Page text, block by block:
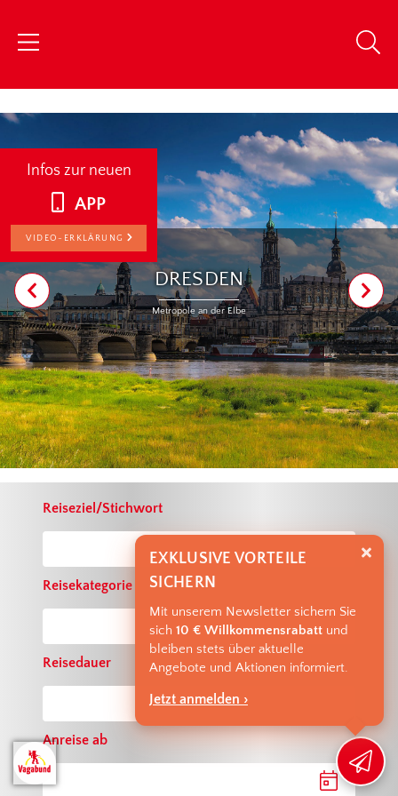
Infos zur neuen
APP
VIDEO-ERKLÄRUNG
DRESDEN
Metropole an der Elbe
Reiseziel/Stichwort
Reisekategorie
Reisedauer
Anreise ab
EXKLUSIVE VORTEILE
SICHERN
Mit unserem Newsletter sichern Sie
sich 10 € Willkommensrabatt und
bleiben stets über aktuelle
Angebote und Aktionen informiert.
Jetzt anmelden ›